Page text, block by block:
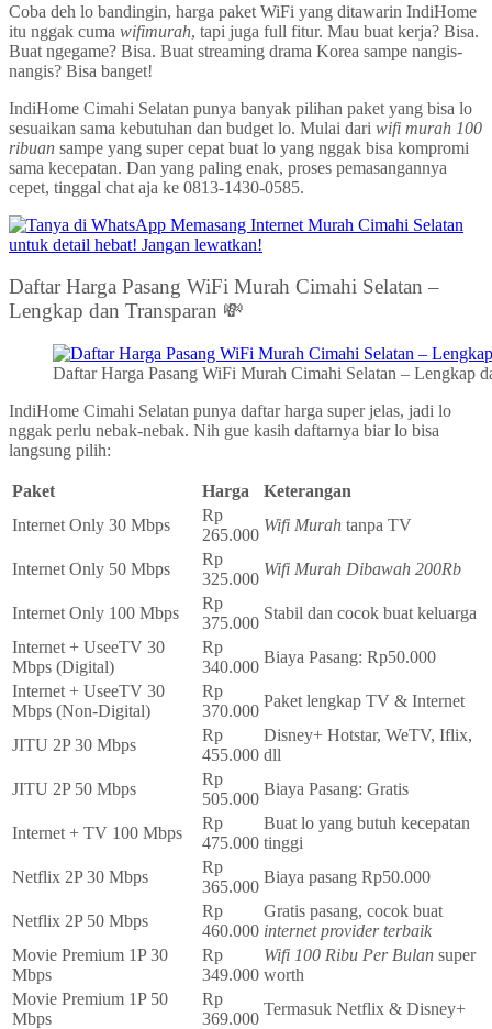
Coba deh lo bandingin, harga paket WiFi yang ditawarin IndiHome
itu nggak cuma wifimurah, tapi juga full fitur. Mau buat kerja? Bisa.
Buat ngegame? Bisa. Buat streaming drama Korea sampe nangis-
nangis? Bisa banget!
IndiHome Cimahi Selatan punya banyak pilihan paket yang bisa lo
sesuaikan sama kebutuhan dan budget lo. Mulai dari wifi murah 100
ribuan sampe yang super cepat buat lo yang nggak bisa kompromi
sama kecepatan. Dan yang paling enak, proses pemasangannya
cepet, tinggal chat aja ke 0813-1430-0585.
Daftar Harga Pasang WiFi Murah Cimahi Selatan –
Lengkap dan Transparan 💸
Daftar Harga Pasang WiFi Murah Cimahi Selatan – Lengkap
IndiHome Cimahi Selatan punya daftar harga super jelas, jadi lo
nggak perlu nebak-nebak. Nih gue kasih daftarnya biar lo bisa
langsung pilih:
Paket Harga
Keterangan
Internet Only 30 Mbps
Rp
265.000
Wifi Murah tanpa TV
Internet Only 50 Mbps
Rp
325.000
Wifi Murah Dibawah 200Rb
Internet Only 100 Mbps
Rp
375.000
Stabil dan cocok buat keluarga
Internet + UseeTV 30
Mbps (Digital)
Rp
340.000
Biaya Pasang: Rp50.000
Internet + UseeTV 30
Mbps (Non-Digital)
Rp
370.000
Paket lengkap TV & Internet
JITU 2P 30 Mbps
Rp
455.000
Disney+ Hotstar, WeTV, Iflix,
dll
JITU 2P 50 Mbps
Rp
505.000
Biaya Pasang: Gratis
Internet + TV 100 Mbps
Rp
475.000
Buat lo yang butuh kecepatan
tinggi
Netflix 2P 30 Mbps
Rp
365.000
Biaya pasang Rp50.000
Netflix 2P 50 Mbps
Rp
460.000
Gratis pasang, cocok buat
internet provider terbaik
Movie Premium 1P 30
Mbps
Rp
349.000
Wifi 100 Ribu Per Bulan super
worth
Movie Premium 1P 50
Mbps
Rp
369.000
Termasuk Netflix & Disney+